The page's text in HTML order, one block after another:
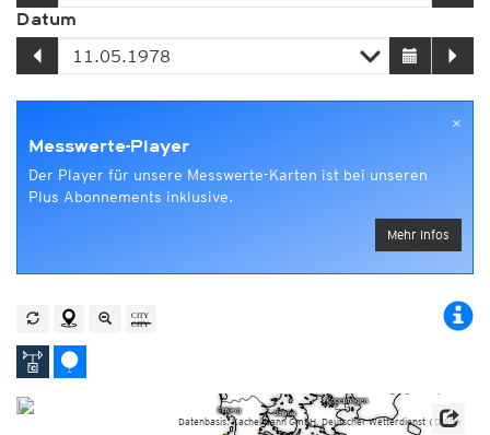
Datum
×
Messwerte-Player
Der Player für unsere Messwerte-Karten ist bei unseren
Plus Abonnements inklusive.
Mehr Infos
Datenbasis: Kachelmann GmbH, Deutscher Wetterdienst (DWD)